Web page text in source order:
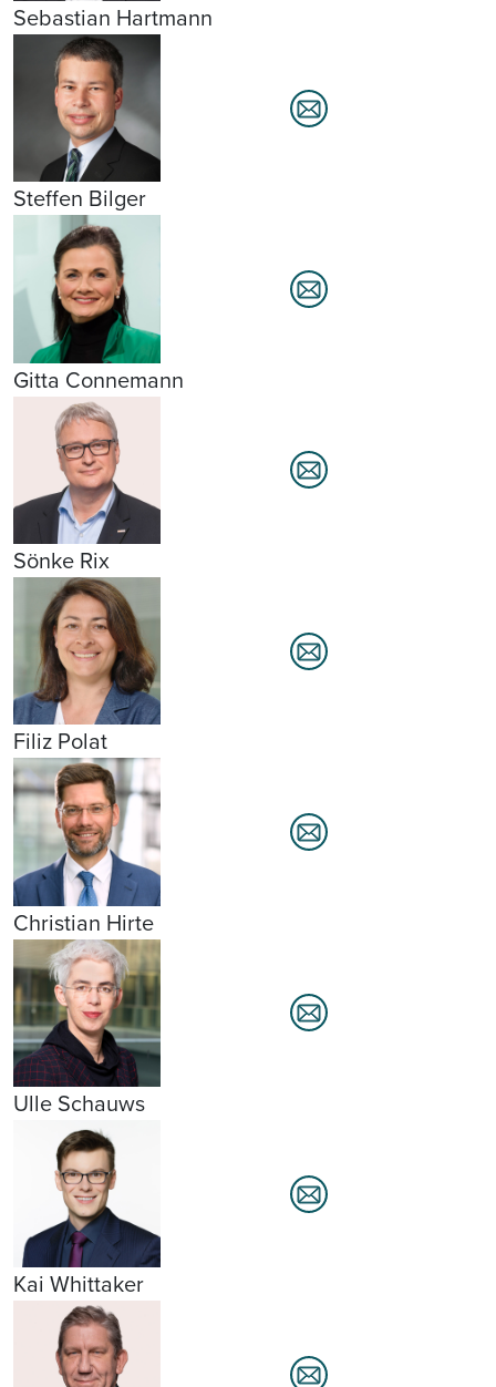
Sebastian Hartmann
Steffen Bilger
Gitta Connemann
Sönke Rix
Filiz Polat
Christian Hirte
Ulle Schauws
Kai Whittaker